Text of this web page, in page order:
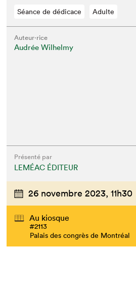
Que
Séance de dédicace Adulte
Auteur·rice
Audrée Wilhelmy
Présenté par
LEMÉAC ÉDITEUR
26 novembre 2023, 11h30
Au kiosque
#2113
Palais des congrès de Montréal